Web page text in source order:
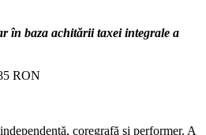
în baza achitării taxei integrale a
RON
coregrafă şi performer. A